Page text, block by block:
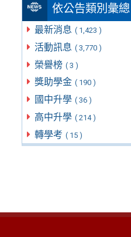
依公告類別彙總
最新消息 ( 1,423 )
活動訊息 ( 3,770 )
榮譽榜 ( 3 )
獎助學金 ( 190 )
國中升學 ( 36 )
高中升學 ( 214 )
轉學考 ( 15 )